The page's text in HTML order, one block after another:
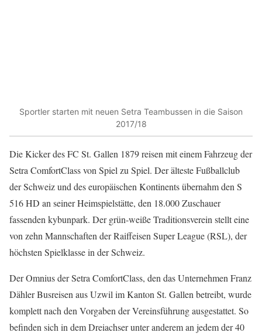
Sportler starten mit neuen Setra Teambussen in die Saison
2017/18
Die Kicker des FC St. Gallen 1879 reisen mit einem Fahrzeug der
Setra ComfortClass von Spiel zu Spiel. Der älteste Fußballclub
der Schweiz und des europäischen Kontinents übernahm den S
516 HD an seiner Heimspielstätte, den 18.000 Zuschauer
fassenden kybunpark. Der grün-weiße Traditionsverein stellt eine
von zehn Mannschaften der Raiffeisen Super League (RSL), der
höchsten Spielklasse in der Schweiz.
Der Omnius der Setra ComfortClass, den das Unternehmen Franz
Dähler Busreisen aus Uzwil im Kanton St. Gallen betreibt, wurde
komplett nach den Vorgaben der Vereinsführung ausgestattet. So
befinden sich in dem Dreiachser unter anderem an jedem der 40